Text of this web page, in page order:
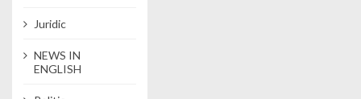
Juridic
NEWS IN
ENGLISH